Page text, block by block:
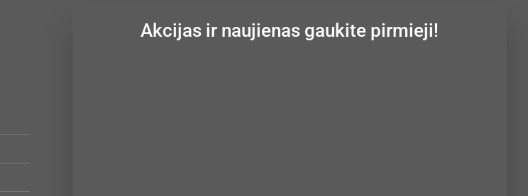
Akcijas ir naujienas gaukite pirmieji!